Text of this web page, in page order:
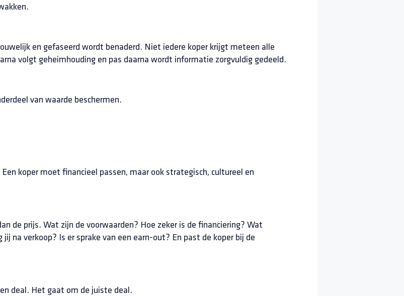
en gefaseerd wordt benaderd. Niet iedere koper krijgt meteen alle
volgt geheimhouding en pas daarna wordt informatie zorgvuldig gedeeld.
van waarde beschermen.
koper moet financieel passen, maar ook strategisch, cultureel en
de prijs. Wat zijn de voorwaarden? Hoe zeker is de financiering? Wat
na verkoop? Is er sprake van een earn-out? En past de koper bij de
deal. Het gaat om de juiste deal.